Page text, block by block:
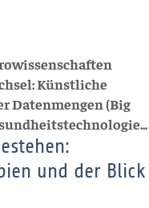
Künstliche
Datenmengen (Big
und der Blick